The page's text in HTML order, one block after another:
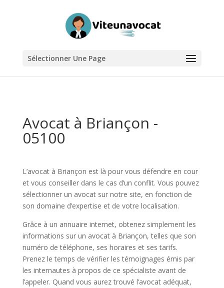
Sélectionner Une Page
Avocat à Briançon -
05100
L’avocat à Briançon est là pour vous défendre en cour
et vous conseiller dans le cas d’un conflit. Vous pouvez
sélectionner un avocat sur notre site, en fonction de
son domaine d’expertise et de votre localisation.
Grâce à un annuaire internet, obtenez simplement les
informations sur un avocat à Briançon, telles que son
numéro de téléphone, ses horaires et ses tarifs.
Prenez le temps de vérifier les témoignages émis par
les internautes à propos de ce spécialiste avant de
l’appeler. Quand vous aurez trouvé l’avocat adéquat,